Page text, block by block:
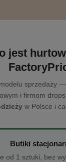
jest
sprzedaży
i firmom
w Polsce i
Butiki
od 1 sztuki, bez